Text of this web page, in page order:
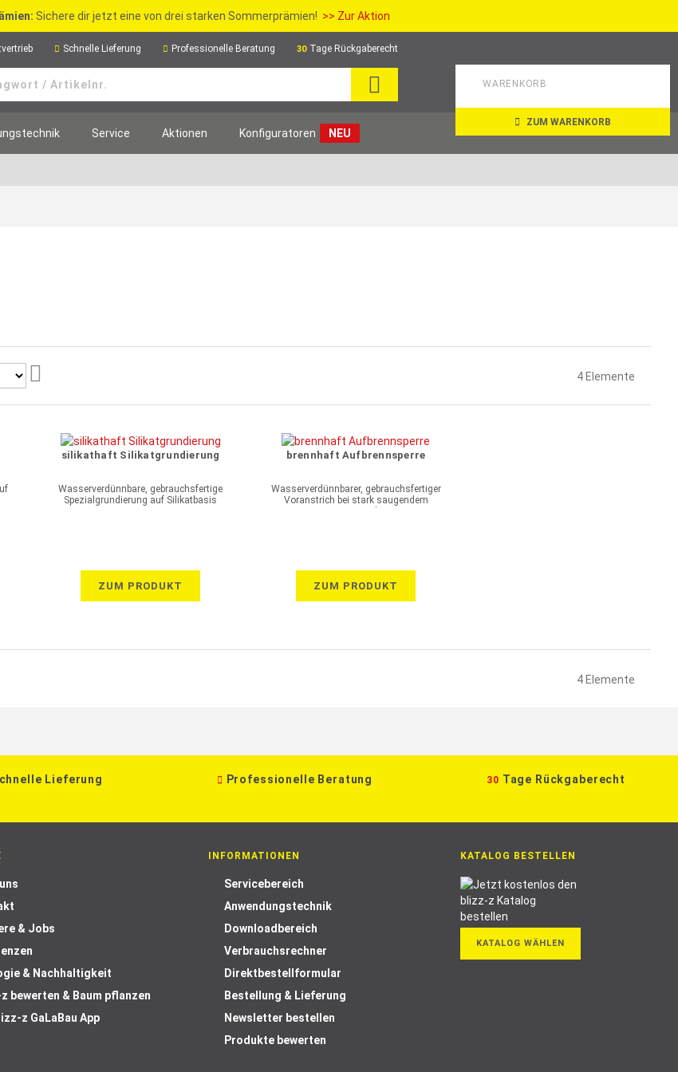
Sichere dir jetzt eine von drei starken Sommerprämien! >> Zur Aktion
Schnelle Lieferung Professionelle Beratung 30 Tage Rückgaberecht
WARENKORB
ZUM WARENKORB
Service Aktionen Konfiguratoren NEU
4 Elemente
silikathaft Silikatgrundierung
Wasserverdünnbare, gebrauchsfertige
Spezialgrundierung auf Silikatbasis
ZUM PRODUKT
brennhaft Aufbrennsperre
Wasserverdünnbarer, gebrauchsfertiger
Voranstrich bei stark saugendem
ZUM PRODUKT
4 Elemente
Lieferung Professionelle Beratung 30 Tage Rückgaberecht
& Jobs
& Nachhaltigkeit
bewerten & Baum pflanzen
z GaLaBau App
INFORMATIONEN
Servicebereich
Anwendungstechnik
Downloadbereich
Verbrauchsrechner
Direktbestellformular
Bestellung & Lieferung
Newsletter bestellen
Produkte bewerten
KATALOG BESTELLEN
KATALOG WÄHLEN